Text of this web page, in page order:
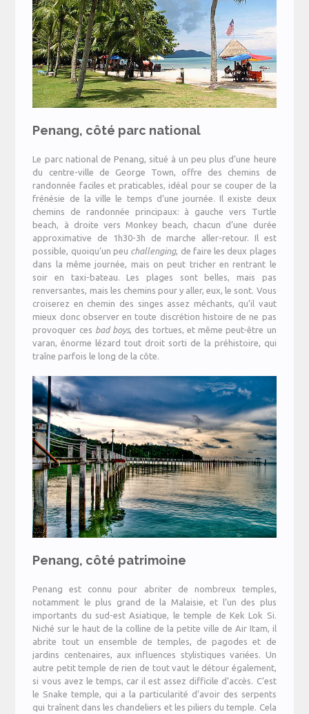
Penang, côté parc national
Le parc national de Penang, situé à un peu plus d’une heure
du centre-ville de George Town, offre des chemins de
randonnée faciles et praticables, idéal pour se couper de la
frénésie de la ville le temps d’une journée. Il existe deux
chemins de randonnée principaux: à gauche vers Turtle
beach, à droite vers Monkey beach, chacun d’une durée
approximative de 1h30-3h de marche aller-retour. Il est
possible, quoiqu’un peu challenging, de faire les deux plages
dans la même journée, mais on peut tricher en rentrant le
soir en taxi-bateau. Les plages sont belles, mais pas
renversantes, mais les chemins pour y aller, eux, le sont. Vous
croiserez en chemin des singes assez méchants, qu’il vaut
mieux donc observer en toute discrétion histoire de ne pas
provoquer ces bad boys, des tortues, et même peut-être un
varan, énorme lézard tout droit sorti de la préhistoire, qui
traîne parfois le long de la côte.
Penang, côté patrimoine
Penang est connu pour abriter de nombreux temples,
notamment le plus grand de la Malaisie, et l’un des plus
importants du sud-est Asiatique, le temple de Kek Lok Si.
Niché sur le haut de la colline de la petite ville de Air Itam, il
abrite tout un ensemble de temples, de pagodes et de
jardins centenaires, aux influences stylistiques variées. Un
autre petit temple de rien de tout vaut le détour également,
si vous avez le temps, car il est assez difficile d’accès. C’est
le Snake temple, qui a la particularité d’avoir des serpents
qui traînent dans les chandeliers et les piliers du temple. Cela